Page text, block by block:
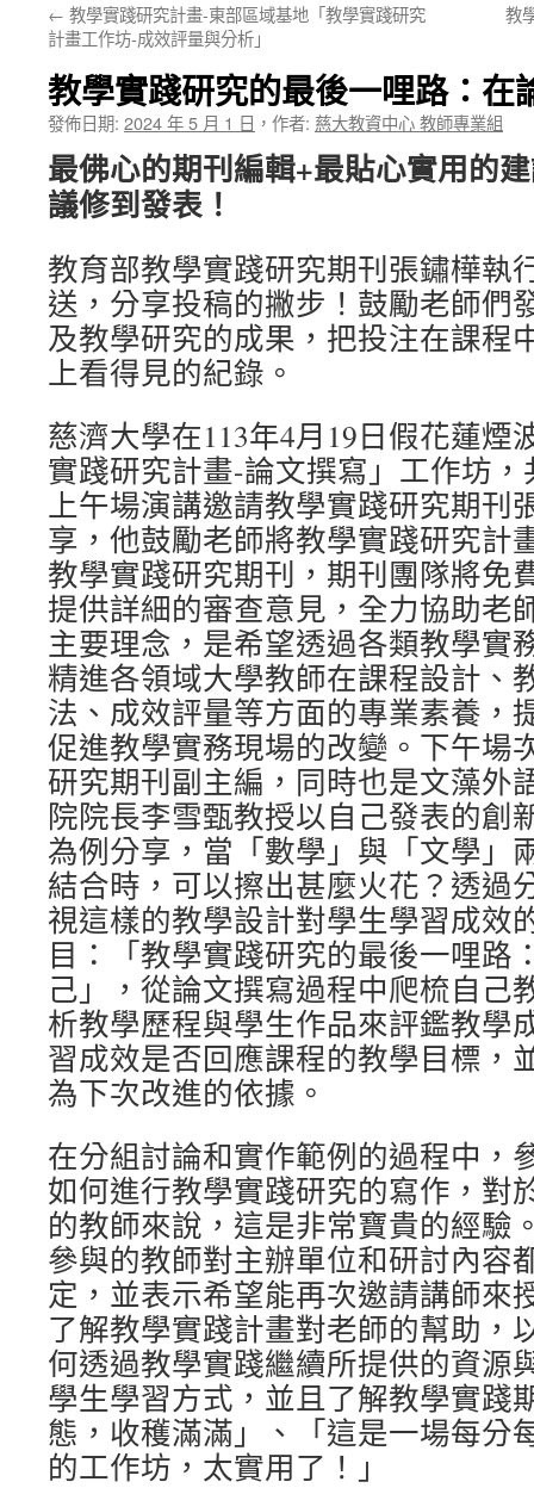
← 教學實踐研究計畫-東部區域基地「教學實踐研究
計畫工作坊-成效評量與分析」
教
教學實踐研究的最後一哩路：在
發佈日期: 2024 年 5 月 1 日 ， 作者: 慈大教資中心 教師專業組
最佛心的期刊編輯+最貼心實用的
議修到發表！
教育部教學實踐研究期刊張鏽樺執
送，分享投稿的撇步！鼓勵老師們
及教學研究的成果，把投注在課程
上看得見的紀錄。
慈濟大學在113年4月19日假花蓮煙
實踐研究計畫-論文撰寫」工作坊
上午場演講邀請教學實踐研究期刊
享，他鼓勵老師將教學實踐研究計
教學實踐研究期刊，期刊團隊將免
提供詳細的審查意見，全力協助老
主要理念，是希望透過各類教學實
精進各領域大學教師在課程設計、
法、成效評量等方面的專業素養，
促進教學實務現場的改變。下午場
研究期刊副主編，同時也是文藻外
院院長李雪甄教授以自己發表的創
為例分享，當「數學」與「文學」
結合時，可以擦出甚麼火花？透過
視這樣的教學設計對學生學習成效
目：「教學實踐研究的最後一哩路
己」，從論文撰寫過程中爬梳自己
析教學歷程與學生作品來評鑑教學
習成效是否回應課程的教學目標，
為下次改進的依據。
在分組討論和實作範例的過程中，
如何進行教學實踐研究的寫作，對
的教師來說，這是非常寶貴的經驗
參與的教師對主辦單位和研討內容
定，並表示希望能再次邀請講師來
了解教學實踐計畫對老師的幫助，
何透過教學實踐繼續所提供的資源
學生學習方式，並且了解教學實踐
態，收穫滿滿」、「這是一場每分
的工作坊，太實用了！」